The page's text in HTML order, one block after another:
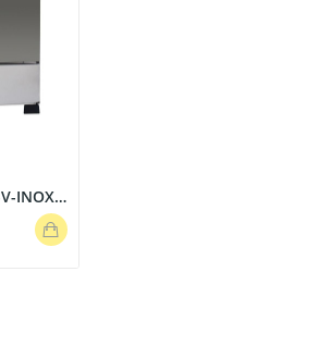
HA-OREGANO 76-V-INOXIDABLE COCINA 6Q | HACEB